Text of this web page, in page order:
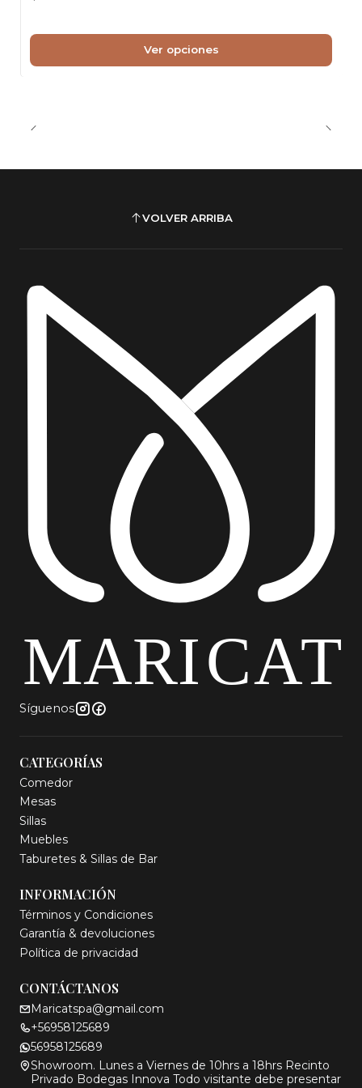
Importante
pernos para su armado simple.
Tip de Cuidado
exposición solar prolongada.
taburete crossback walnut, taburete bar madera
haya, taburete ratan natural, taburete crossback
yute, taburete cafeteria madera, taburete
restaurante vintage, taburete bar walnut,
taburete madera natural bar, taburete ratan
chile, taburete alto cafeteria, taburete barra
cocina madera, taburete estilo europeo, taburete
fibra natural restaurante, taburete rustico
moderno, taburete crossback bar
Ver opciones
VOLVER ARRIBA
Síguenos
CATEGORÍAS
Comedor
Mesas
Sillas
Muebles
Taburetes & Sillas de Bar
INFORMACIÓN
Términos y Condiciones
Garantía & devoluciones
Política de privacidad
CONTÁCTANOS
Maricatspa@gmail.com
+56958125689
56958125689
Showroom. Lunes a Viernes de 10hrs a 18hrs Recinto
Privado Bodegas Innova Todo visitante debe presentar